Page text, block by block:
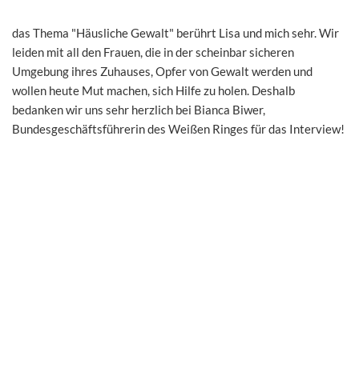
das Thema "Häusliche Gewalt" berührt Lisa und mich sehr. Wir
leiden mit all den Frauen, die in der scheinbar sicheren
Umgebung ihres Zuhauses, Opfer von Gewalt werden und
wollen heute Mut machen, sich Hilfe zu holen. Deshalb
bedanken wir uns sehr herzlich bei Bianca Biwer,
Bundesgeschäftsführerin des Weißen Ringes für das Interview!